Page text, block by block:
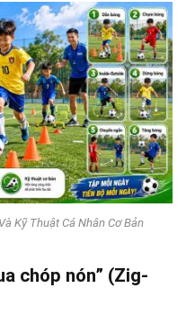
Kỹ Thuật Cá Nhân Cơ Bản
chóp nón” (Zig-